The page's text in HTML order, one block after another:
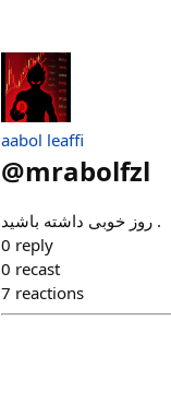
aabol leaffi
@mrabolfzl
روز‌ خوبی داشته باشید .
0 reply
0 recast
7 reactions